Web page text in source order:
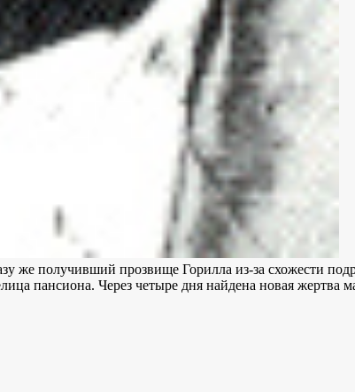
же получивший прозвище Горилла из-за схожести
пансиона. Через четыре дня найдена новая